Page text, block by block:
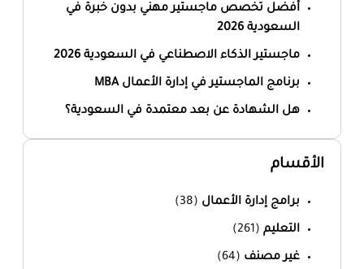
أفضل تخصص ماجستير مهني بدون خبرة في
السعودية 2026
ماجستير الذكاء الاصطناعي في السعودية 2026
برنامج الماجستير في إدارة الأعمال MBA
هل الشهادة عن بعد معتمدة في السعودية؟
الأقسام
برامج إدارة الأعمال (38)
التعليم (261)
غير مصنف (64)